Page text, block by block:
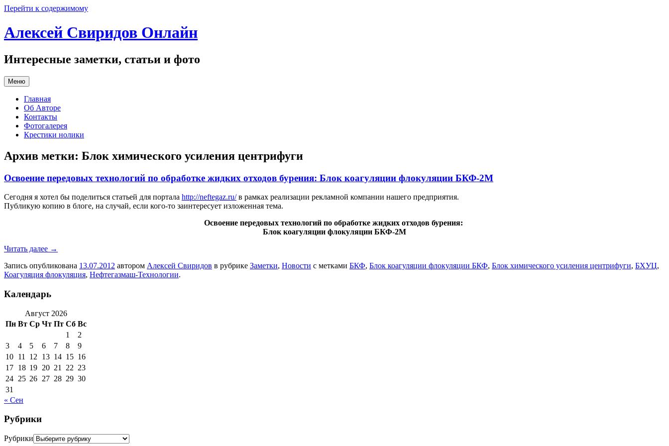
Перейти к содержимому
Алексей Свиридов Онлайн
Интересные заметки, статьи и фото
Меню
Главная
Об Авторе
Контакты
Фотогалерея
Крестики нолики
Архив метки: Блок химического усиления центрифуги
Освоение передовых технологий по обработке жидких отходов бурения: Блок коагуляции флокуляции БКФ-2М
Сегодня я хотел бы поделиться статьей для портала http://neftegaz.ru/в рамках реализации рекламной компании нашего предприятия.
Публикую копию в блоге, на случай, если кого-то заинтересует изложенная тема.
Освоение передовых технологий по обработке жидких отходов бурения:
Блок коагуляции флокуляции БКФ-2М
Читать далее →
Запись опубликована 13.07.2012 автором Алексей Свиридов в рубрике Заметки, Новости с метками БКФ, Блок коагуляции флокуляции БКФ, Блок химического усиления центрифуги, БХУЦ,
Коагуляция флокуляция, Нефтегазмаш-Технологии.
Календарь
Август 2026
Пн Вт Ср Чт Пт Сб Вс
1
2
3
4 5 6 7 8
9
10 11 12 13 14 15 16
17 18 19 20 21 22 23
24 25 26 27 28 29 30
31
« Сен
Рубрики
Рубрики